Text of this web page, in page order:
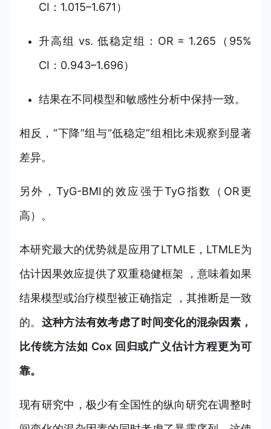
CI：1.015–1.671）
升高组 vs. 低稳定组：OR = 1.265（95%
CI：0.943–1.696）
结果在不同模型和敏感性分析中保持一致。
相反，“下降”组与“低稳定”组相比未观察到显著
差异。
另外，TyG-BMI的效应强于TyG指数（OR更
高）。
本研究最大的优势就是应用了LTMLE，LTMLE为
估计因果效应提供了双重稳健框架 ，意味着如果
结果模型或治疗模型被正确指定 ，其推断是一致
的。 这种方法有效考虑了时间变化的混杂因素，
比传统方法如 Cox 回归或广义估计方程更为可
靠。
现有研究中，极少有全国性的纵向研究在调整时